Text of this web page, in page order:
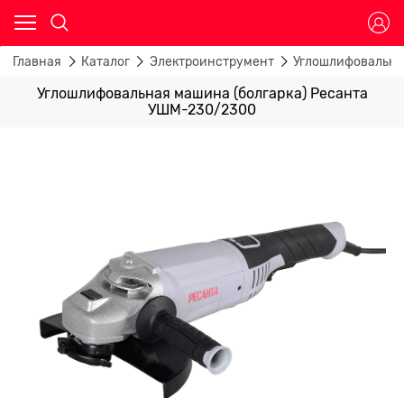
Главная Каталог Электроинструмент
Углошлифовальная машина (болгарка) Ресанта
УШМ-230/2300